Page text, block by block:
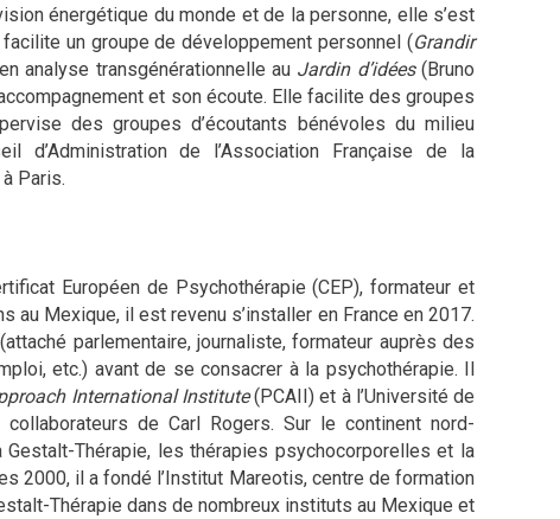
énergétique du monde et de la personne, elle s’est
un groupe de développement personnel (Grandir
analyse transgénérationnelle au Jardin d’idées(Bruno
et son écoute. Elle facilite des groupes
des groupes d’écoutants bénévoles du milieu
d’Administration de l’Association Française de la
Paris.
Européen de Psychothérapie (CEP), formateur et
au Mexique, il est revenu s’installer en France en 2017.
parlementaire, journaliste, formateur auprès des
etc.) avant de se consacrer à la psychothérapie. Il
International Institute(PCAII) et à l’Université de
de Carl Rogers. Sur le continent nord-
Thérapie, les thérapies psychocorporelles et la
2000, il a fondé l’Institut Mareotis, centre de formation
Thérapie dans de nombreux instituts au Mexique et